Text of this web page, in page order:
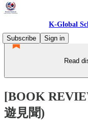
K-Global
Subscribe
Sign in
Read
[BOOK
遊見聞)